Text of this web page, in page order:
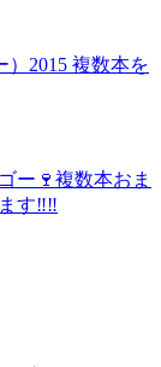
2015 複数本を
ー🍷複数本おま
す‼‼